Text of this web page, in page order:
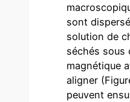
sont
solution de
séchés sous
magnétique
aligner
peuvent